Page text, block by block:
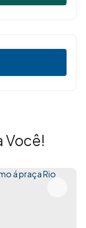
Você!